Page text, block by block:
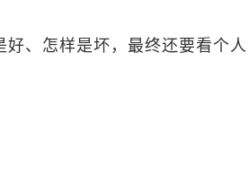
、怎样是坏，最终还要看个人